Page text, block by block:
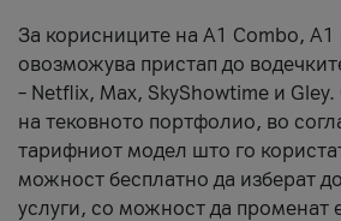
За корисниците на A1 Combo, А1
овозможува пристап до
– Netflix, Max, SkyShowtime и
на тековното портфолио, во
тарифниот модел што го
можност бесплатно да изберат
услуги, со можност да променат